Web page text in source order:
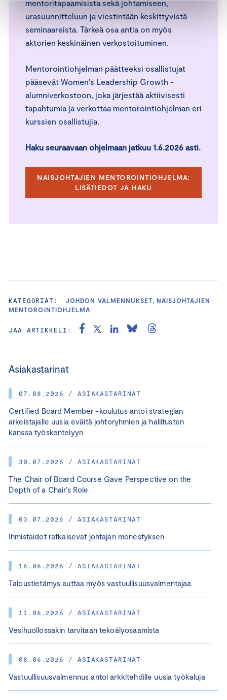
Asiakastarinat
07.08.2026 / ASIAKASTARINAT
Certified Board Member -koulutus antoi strategian
arkeistajalle uusia eväitä johtoryhmien ja hallitusten
kanssa työskentelyyn
30.07.2026 / ASIAKASTARINAT
The Chair of Board Course Gave Perspective on the
Depth of a Chair’s Role
03.07.2026 / ASIAKASTARINAT
Ihmistaidot ratkaisevat johtajan menestyksen
16.06.2026 / ASIAKASTARINAT
Taloustietämys auttaa myös vastuullisuusvalmentajaa
11.06.2026 / ASIAKASTARINAT
Vesihuollossakin tarvitaan tekoälyosaamista
08.06.2026 / ASIAKASTARINAT
Vastuullisuusvalmennus antoi arkkitehdille uusia työkaluja
mentoritapaamisista sekä johtamiseen,
urasuunnitteluun ja viestintään keskittyvistä
seminaareista. Tärkeä osa antia on myös
aktorien keskinäinen verkostoituminen.
Mentorointiohjelman päätteeksi osallistujat
pääsevät Women’s Leadership Growth -
alumniverkostoon, joka järjestää aktiivisesti
tapahtumia ja verkottaa mentorointiohjelman eri
kurssien osallistujia.
Haku seuraavaan ohjelmaan jatkuu 1.6.2026 asti.
NAISJOHTAJIEN MENTOROINTIOHJELMA:
LISÄTIEDOT JA HAKU
KATEGORIAT:
JOHDON VALMENNUKSET, NAISJOHTAJIEN
MENTOROINTIOHJELMA
JAA ARTIKKELI: